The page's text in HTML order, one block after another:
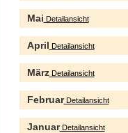
Mai Detailansicht
April Detailansicht
MärzDetailansicht
FebruarDetailansicht
JanuarDetailansicht